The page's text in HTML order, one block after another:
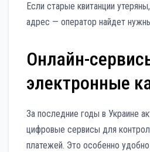
Если старые квитанции
адрес — оператор найдет
Онлайн-
электронные
За последние годы в Украине
цифровые сервисы для
платежей. Это особенно